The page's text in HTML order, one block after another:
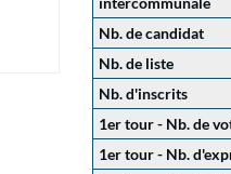
Nb. de candidat
Nb. de liste
Nb. d'inscrits
1er tour - Nb. de
1er tour - Nb.